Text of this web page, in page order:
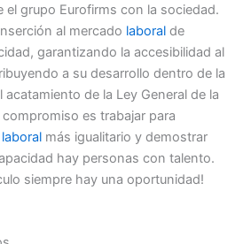
el grupo Eurofirms con la sociedad.
al mercado laboral de
garantizando la accesibilidad al
a su desarrollo dentro de la
de la Ley General de la
es trabajar para
laboral más igualitario y demostrar
hay personas con talento.
siempre hay una oportunidad!